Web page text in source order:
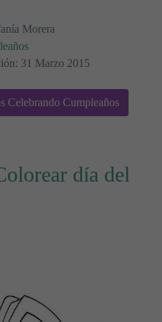
Morera
31 Marzo 2015
Celebrando Cumpleaños
día del